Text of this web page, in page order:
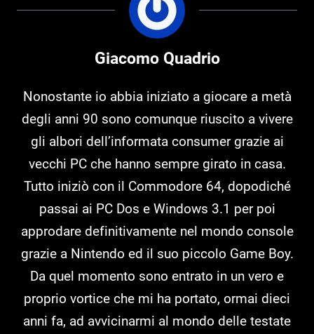
Giacomo Quadrio
Nonostante io abbia iniziato a giocare a metà
degli anni 90 sono comunque riuscito a vivere
gli albori dell’informata consumer grazie ai
vecchi PC che hanno sempre girato in casa.
Tutto iniziò con il Commodore 64, dopodiché
passai ai PC Dos e Windows 3.1 per poi
approdare definitivamente nel mondo console
grazie a Nintendo ed il suo piccolo Game Boy.
Da quel momento sono entrato in un vero e
proprio vortice che mi ha portato, ormai dieci
anni fa, ad avvicinarmi al mondo delle testate